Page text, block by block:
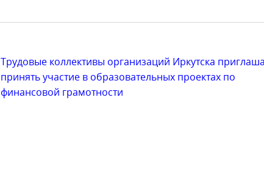
Трудовые коллективы организаций Иркутска
принять участие в образовательных проектах по
финансовой грамотности